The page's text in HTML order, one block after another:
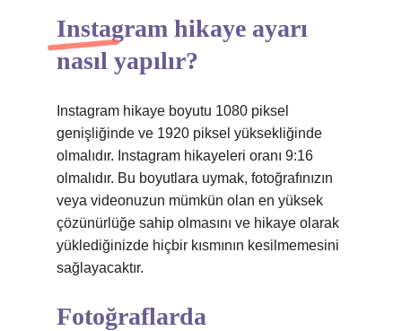
Instagram hikaye ayarı
nasıl yapılır?
Instagram hikaye boyutu 1080 piksel
genişliğinde ve 1920 piksel yüksekliğinde
olmalıdır. Instagram hikayeleri oranı 9:16
olmalıdır. Bu boyutlara uymak, fotoğrafınızın
veya videonuzun mümkün olan en yüksek
çözünürlüğe sahip olmasını ve hikaye olarak
yüklediğinizde hiçbir kısmının kesilmemesini
sağlayacaktır.
Fotoğraflarda